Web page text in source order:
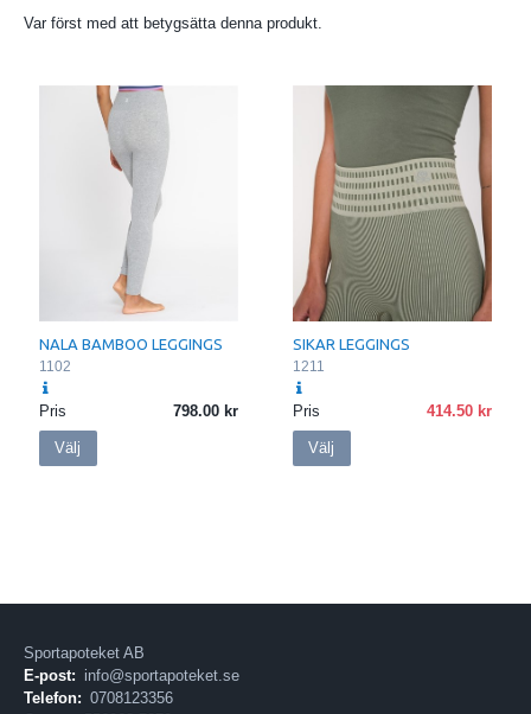
Var först med att betygsätta denna produkt.
NALA BAMBOO LEGGINGS
1102
Pris 798.00
Välj
SIKAR LEGGINGS
1211
Pris 414.50
Välj
Sportapoteket AB
E-post: info@sportapoteket.se
Telefon: 0708123356